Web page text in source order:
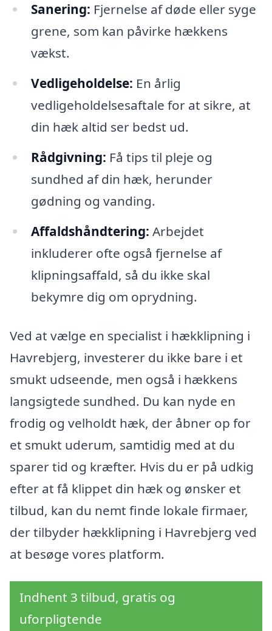
Sanering: Fjernelse af døde eller syge
grene, som kan påvirke hækkens
vækst.
Vedligeholdelse: En årlig
vedligeholdelsesaftale for at sikre, at
din hæk altid ser bedst ud.
Rådgivning: Få tips til pleje og
sundhed af din hæk, herunder
gødning og vanding.
Affaldshåndtering: Arbejdet
inkluderer ofte også fjernelse af
klipningsaffald, så du ikke skal
bekymre dig om oprydning.
Ved at vælge en specialist i hækklipning i
Havrebjerg, investerer du ikke bare i et
smukt udseende, men også i hækkens
langsigtede sundhed. Du kan nyde en
frodig og velholdt hæk, der åbner op for
et smukt uderum, samtidig med at du
sparer tid og kræfter. Hvis du er på udkig
efter at få klippet din hæk og ønsker et
tilbud, kan du nemt finde lokale firmaer,
der tilbyder hækklipning i Havrebjerg ved
at besøge vores platform.
Indhent 3 tilbud, gratis og
uforpligtende